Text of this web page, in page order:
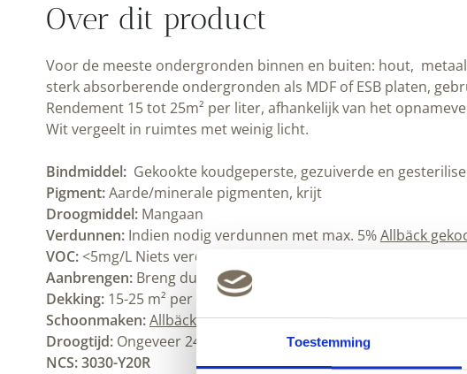
Toestemming
Over dit product
Voor de meeste ondergronden binnen en buiten: hout,
sterk absorberende ondergronden als MDF of ESB platen,
Rendement 15 tot 25m² per liter, afhankelijk van het
Wit vergeelt in ruimtes met weinig licht.
Bindmiddel: Gekookte koudgeperste, gezuiverde en
Pigment:Aarde/minerale pigmenten, krijt
Droogmiddel: Mangaan
Verdunnen: Indien nodig verdunnen met max. 5%Allbäck
VOC: <5mg/L Niets verdampt uit de verf
Aanbrengen: Breng dunne lagen aan met een stevige, bij
Dekking: 15-25 m² per liter, afhankelijk van de ondergrond.
Schoonmaken:Allbäck lijnoliezeepen water. Bewaar kwasten
Droogtijd: Ongeveer 24 uur bij kamertemperatuur. Goed
NCS: 3030-Y20R